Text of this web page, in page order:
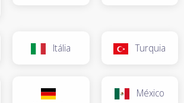
Itália Turquia
México